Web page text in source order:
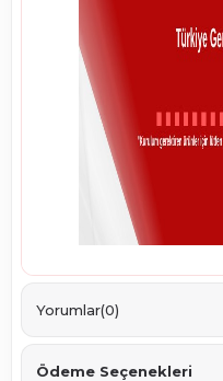
Yorumlar(0)
Ödeme Seçenekleri